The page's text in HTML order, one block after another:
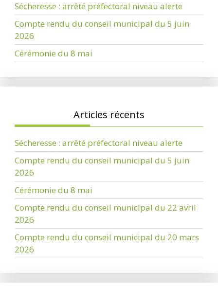
Sécheresse : arrêté préfectoral niveau alerte
Compte rendu du conseil municipal du 5 juin
2026
Cérémonie du 8 mai
Articles récents
Sécheresse : arrêté préfectoral niveau alerte
Compte rendu du conseil municipal du 5 juin
2026
Cérémonie du 8 mai
Compte rendu du conseil municipal du 22 avril
2026
Compte rendu du conseil municipal du 20 mars
2026